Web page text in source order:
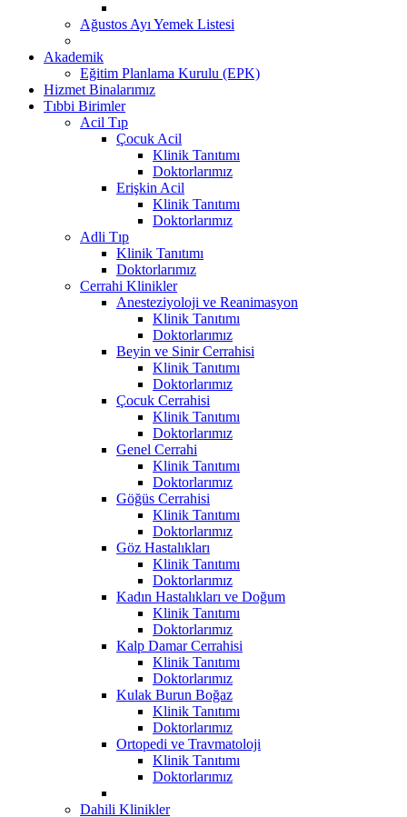
Ağustos Ayı Yemek Listesi
Akademik
Eğitim Planlama Kurulu (EPK)
Hizmet Binalarımız
Tıbbi Birimler
Acil Tıp
Çocuk Acil
Klinik Tanıtımı
Doktorlarımız
Erişkin Acil
Klinik Tanıtımı
Doktorlarımız
Adli Tıp
Klinik Tanıtımı
Doktorlarımız
Cerrahi Klinikler
Anesteziyoloji ve Reanimasyon
Klinik Tanıtımı
Doktorlarımız
Beyin ve Sinir Cerrahisi
Klinik Tanıtımı
Doktorlarımız
Çocuk Cerrahisi
Klinik Tanıtımı
Doktorlarımız
Genel Cerrahi
Klinik Tanıtımı
Doktorlarımız
Göğüs Cerrahisi
Klinik Tanıtımı
Doktorlarımız
Göz Hastalıkları
Klinik Tanıtımı
Doktorlarımız
Kadın Hastalıkları ve Doğum
Klinik Tanıtımı
Doktorlarımız
Kalp Damar Cerrahisi
Klinik Tanıtımı
Doktorlarımız
Kulak Burun Boğaz
Klinik Tanıtımı
Doktorlarımız
Ortopedi ve Travmatoloji
Klinik Tanıtımı
Doktorlarımız
Dahili Klinikler